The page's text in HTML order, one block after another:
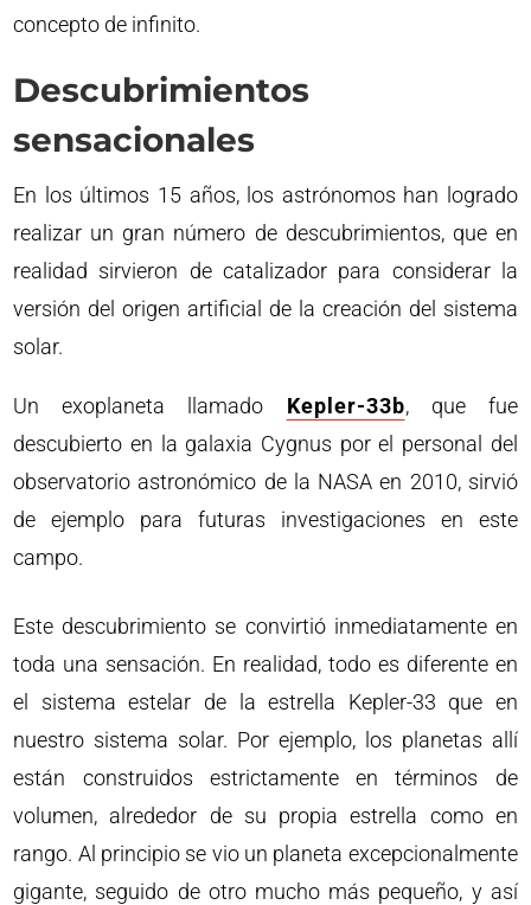
concepto de infinito.
Descubrimientos
sensacionales
En los últimos 15 años, los astrónomos han logrado
realizar un gran número de descubrimientos, que en
realidad sirvieron de catalizador para considerar la
versión del origen artificial de la creación del sistema
solar.
Un exoplaneta llamado Kepler-33b, que fue
descubierto en la galaxia Cygnus por el personal del
observatorio astronómico de la NASA en 2010, sirvió
de ejemplo para futuras investigaciones en este
campo.
Este descubrimiento se convirtió inmediatamente en
toda una sensación. En realidad, todo es diferente en
el sistema estelar de la estrella Kepler-33 que en
nuestro sistema solar. Por ejemplo, los planetas allí
están construidos estrictamente en términos de
volumen, alrededor de su propia estrella como en
rango. Al principio se vio un planeta excepcionalmente
gigante, seguido de otro mucho más pequeño, y así